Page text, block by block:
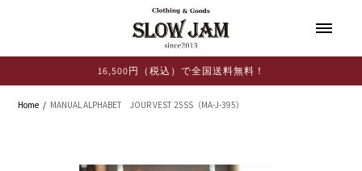
16,500円（税込）で全国送料無料！
Home MANUAL ALPHABET JOUR VEST 25SS（MA-J-395）